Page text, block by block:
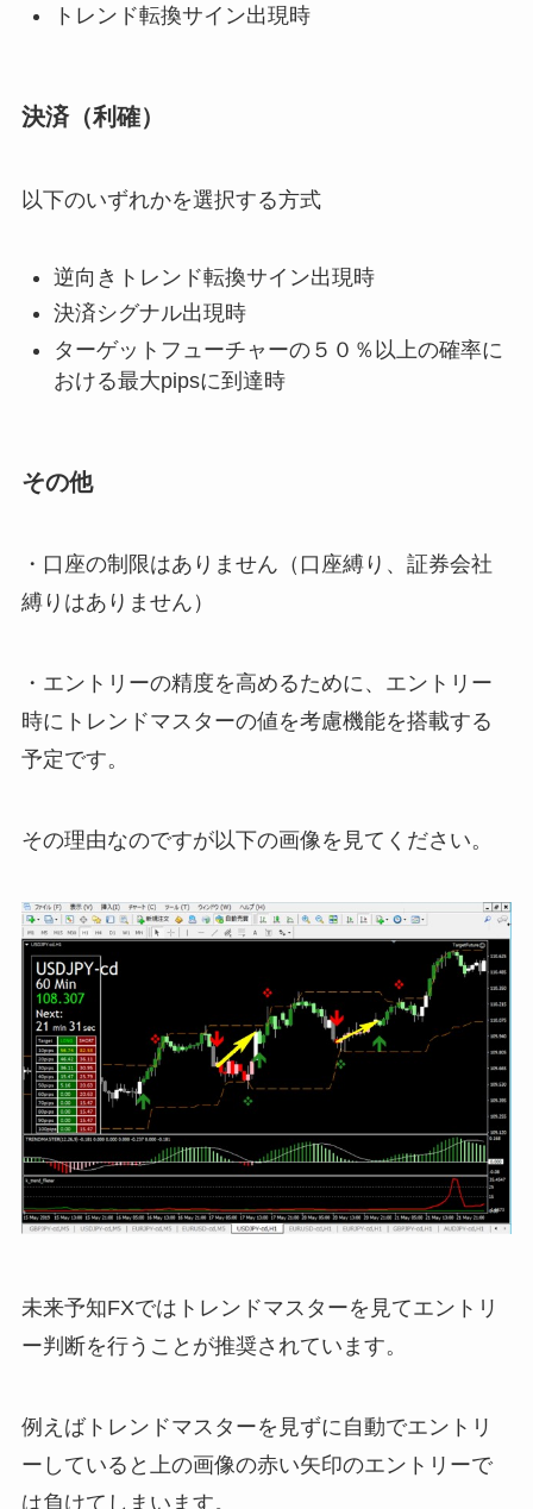
トレンド転換サイン出現時
決済（利確）
以下のいずれかを選択する方式
逆向きトレンド転換サイン出現時
決済シグナル出現時
ターゲットフューチャーの５０％以上の確率に
おける最大pipsに到達時
その他
・口座の制限はありません（口座縛り、証券会社
縛りはありません）
・エントリーの精度を高めるために、エントリー
時にトレンドマスターの値を考慮機能を搭載する
予定です。
その理由なのですが以下の画像を見てください。
未来予知FXではトレンドマスターを見てエントリ
ー判断を行うことが推奨されています。
例えばトレンドマスターを見ずに自動でエントリ
ーしていると上の画像の赤い矢印のエントリーで
は負けてしまいます。